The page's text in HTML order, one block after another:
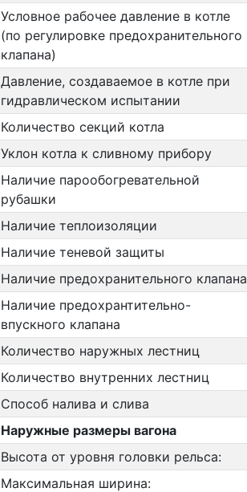
Условное рабочее давление в котле
(по регулировке предохранительного
клапана)
Давление, создаваемое в котле при
гидравлическом испытании
Количество секций котла
Уклон котла к сливному прибору
Наличие парообогревательной
рубашки
Наличие теплоизоляции
Наличие теневой защиты
Наличие предохранительного клапана
Наличие предохрантительно-
впускного клапана
Количество наружных лестниц
Количество внутренних лестниц
Способ налива и слива
Наружные размеры вагона
Высота от уровня головки рельса:
Максимальная ширина: